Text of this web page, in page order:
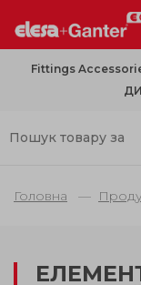
Fittings
Головна